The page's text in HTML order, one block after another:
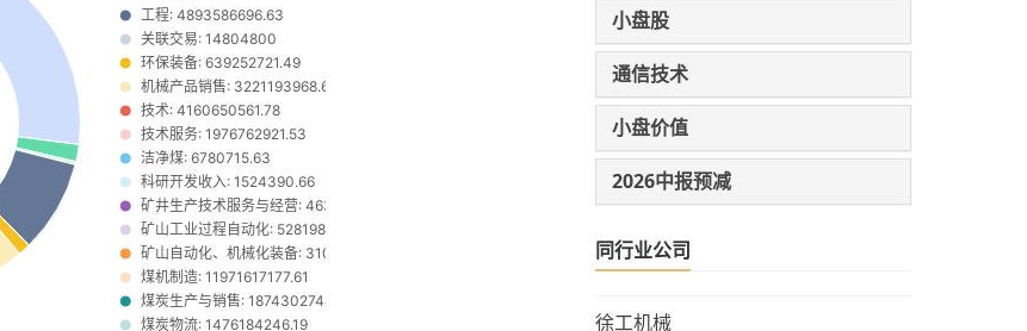
小盘股
通信技术
小盘价值
2026中报预减
同行业公司
徐工机械